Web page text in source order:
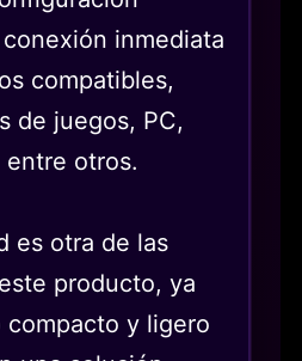
inmediata
compatibles,
de juegos, PC,
otros.
es otra de las
producto, ya
compacto y ligero